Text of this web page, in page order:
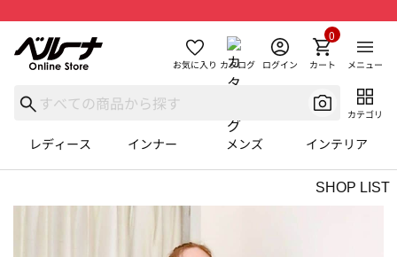
お気に入り カタログ ログイン カート
0
メニュー
カテゴリ
レディース インナー メンズ インテリア
SHOP LIST